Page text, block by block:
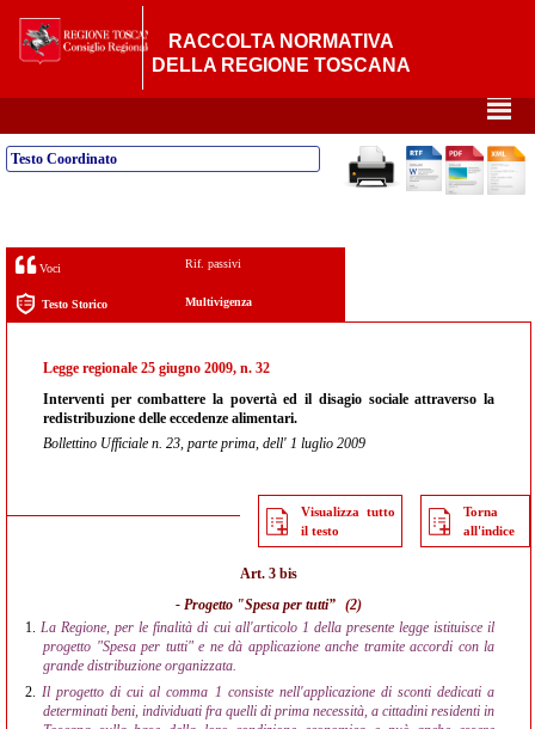
RACCOLTA NORMATIVA
DELLA REGIONE TOSCANA
²
Testo Coordinato
Voci Rif. passivi
Testo Storico Multivigenza
Legge regionale 25 giugno 2009, n. 32
Interventi per combattere la povertà ed il disagio sociale attraverso la
redistribuzione delle eccedenze alimentari.
Bollettino Ufficiale n. 23, parte prima, dell' 1 luglio 2009
Visualizza tutto
il testo
Torna
all'indice
Art. 3 bis
- Progetto "Spesa per tutti” (2)
1. La Regione, per le finalità di cui all'articolo 1 della presente legge istituisce il
progetto "Spesa per tutti" e ne dà applicazione anche tramite accordi con la
grande distribuzione organizzata.
2. Il progetto di cui al comma 1 consiste nell'applicazione di sconti dedicati a
determinati beni, individuati fra quelli di prima necessità, a cittadini residenti in